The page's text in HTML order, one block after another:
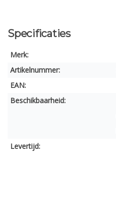
Specificaties
Merk:
Artikelnummer:
EAN:
Beschikbaarheid:
Levertijd: